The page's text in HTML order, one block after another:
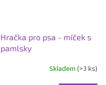
Hračka pro psa - míček s
pamlsky
Skladem (>3 ks)